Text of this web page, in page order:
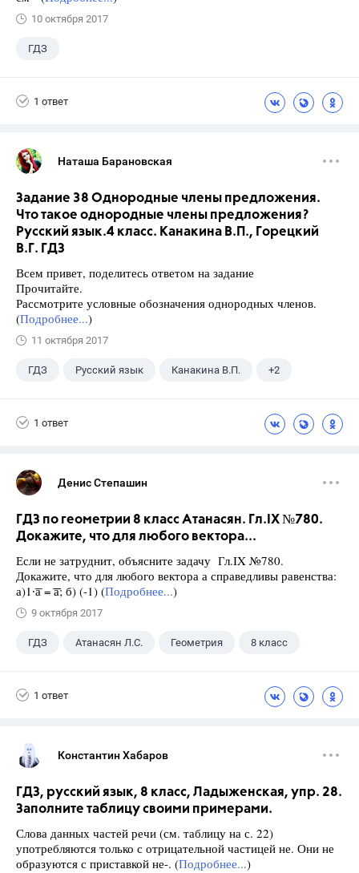
10 октября 2017
ГДЗ
1 ответ
Наташа Барановская
Задание 38 Однородные члены предложения.
Что такое однородные члены предложения?
Русский язык.4 класс. Канакина В.П., Горецкий
В.Г. ГДЗ
Всем привет, поделитесь ответом на задание
Прочитайте.
Рассмотрите условные обозначения однородных членов.
(Подробнее...)
11 октября 2017
ГДЗ Русский язык Канакина В.П. +2
1 ответ
Денис Степашин
ГДЗ по геометрии 8 класс Атанасян. Гл.IX №780.
Докажите, что для любого вектора...
Если не затруднит, объясните задачу Гл.IX №780.
Докажите, что для любого вектора а справедливы равенства:
а)1∙͞а = ͞͞͞а; б) (-1) (Подробнее...)
9 октября 2017
ГДЗ Атанасян Л.С. Геометрия 8 класс
1 ответ
Константин Хабаров
ГДЗ, русский язык, 8 класс, Ладыженская, упр. 28.
Заполните таблицу своими примерами.
Слова данных частей речи (см. таблицу на с. 22)
употребляются только с отрицательной частицей не. Они не
образуются с приставкой не-. (Подробнее...)